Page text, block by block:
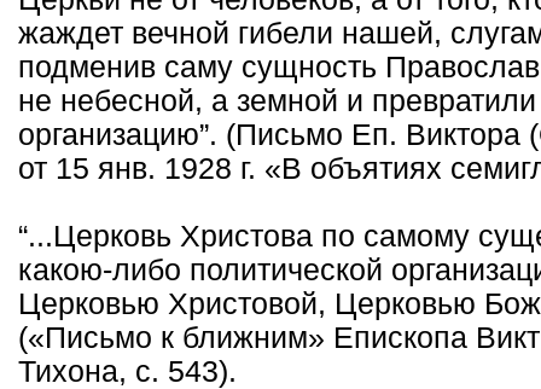
жаждет вечной гибели нашей,
подменив саму сущность
не небесной, а земной и
организацию”. (Письмо Еп.
от 15 янв. 1928 г. «В объятиях
“...Церковь Христова по самому
какою-либо политической
Церковью Христовой, Церковью
(«Письмо к ближним» Епископа
Тихона, с. 543).